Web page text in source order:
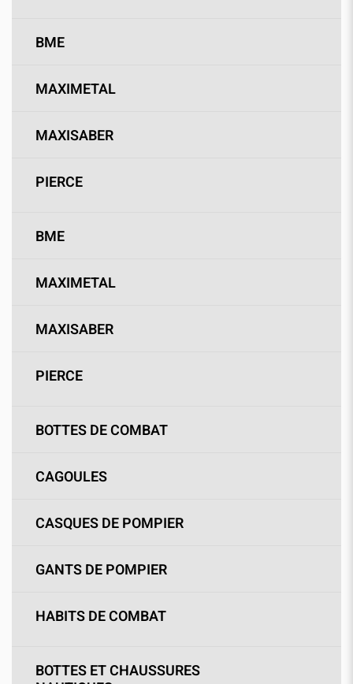
BME
MAXIMETAL
MAXISABER
PIERCE
BME
MAXIMETAL
MAXISABER
PIERCE
BOTTES DE COMBAT
CAGOULES
CASQUES DE POMPIER
GANTS DE POMPIER
HABITS DE COMBAT
BOTTES ET CHAUSSURES